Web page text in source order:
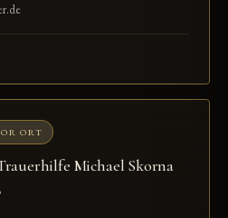
ORT
Michael Skorna